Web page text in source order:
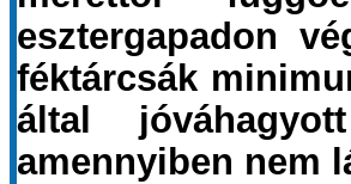
esztergapadon
féktárcsák
által
amennyiben nem